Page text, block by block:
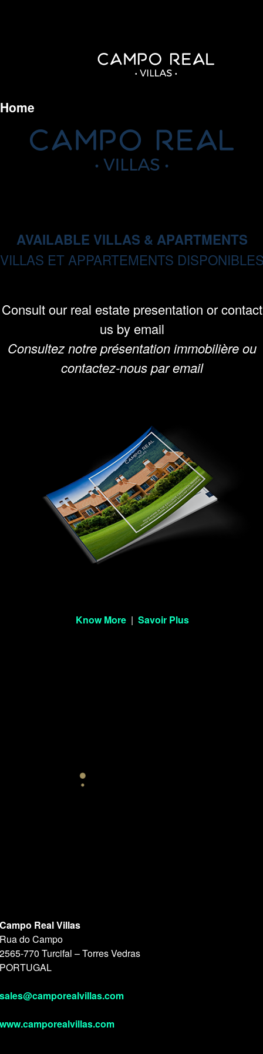
Home
AVAILABLE VILLAS & APARTMENTS
VILLAS ET APPARTEMENTS
Consult our real estate presentation or contact
us by email
Consultez notre présentation immobilière ou
contactez-nous par email
Know More| Savoir Plus
Campo Real Villas
Rua do Campo
2565-770 Turcifal – Torres Vedras
PORTUGAL
sales@camporealvillas.com
www.camporealvillas.com